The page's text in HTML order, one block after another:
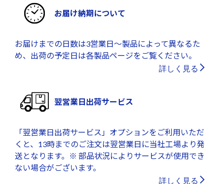
お届け納期について
お届けまでの日数は3営業日～製品によって異なるた
め、出荷の予定日は各製品ページをご覧ください。
詳しく見る
翌営業日出荷サービス
「翌営業日出荷サービス」オプションをご利用いただ
くと、13時までのご注文は翌営業日に当社工場より発
送となります。※ 部品状況によりサービスが使用でき
ない場合がございます。
詳しく見る